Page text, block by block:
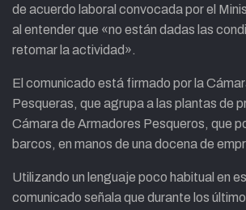
de acuerdo laboral convocada por el
al entender que «no están dadas las
retomar la actividad».
El comunicado está firmado por la
Pesqueras, que agrupa a las plantas de
Cámara de Armadores Pesqueros, que
barcos, en manos de una docena de
Utilizando un lenguaje poco habitual en
comunicado señala que durante los